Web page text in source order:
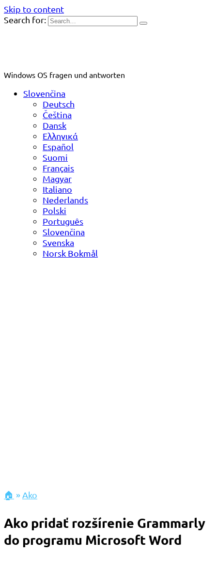
Skip to content
Search for:
Windows OS fragen und antworten
Slovenčina
Deutsch
Čeština
Dansk
Ελληνικά
Español
Suomi
Français
Magyar
Italiano
Nederlands
Polski
Português
Slovenčina
Svenska
Norsk Bokmål
🏠 » Ako
Ako pridať rozšírenie Grammarly
do programu Microsoft Word